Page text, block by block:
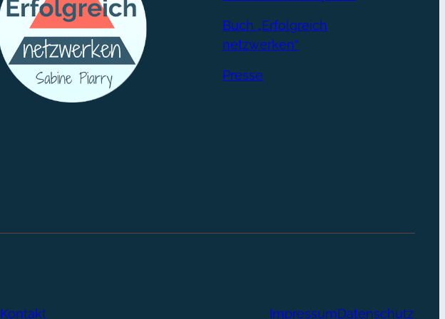
Buch „Erfolgreich
netzwerken“
Presse
Kontakt ImpressumDatenschutz